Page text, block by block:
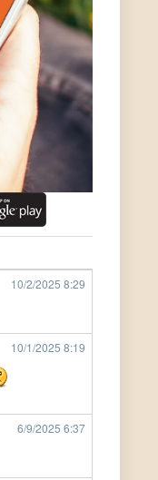
10/2/2025 8:29
10/1/2025 8:19
6/9/2025 6:37